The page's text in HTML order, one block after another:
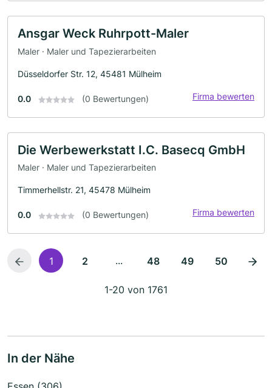
Ansgar Weck Ruhrpott-Maler
Maler · Maler und Tapezierarbeiten
Düsseldorfer Str. 12, 45481 Mülheim
0.0 (0 Bewertungen) Firma bewerten
Die Werbewerkstatt I.C. Basecq GmbH
Maler · Maler und Tapezierarbeiten
Timmerhellstr. 21, 45478 Mülheim
0.0 (0 Bewertungen) Firma bewerten
1 2 ... 48 49 50
1-20 von 1761
In der Nähe